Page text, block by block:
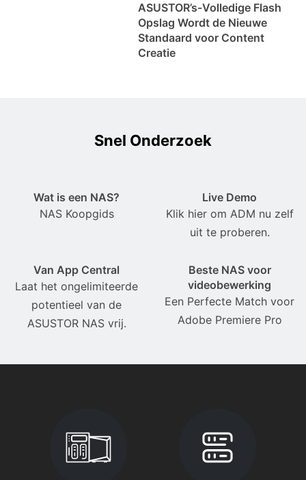
ASUSTOR’s-Volledige Flash
Opslag Wordt de Nieuwe
Standaard voor Content
Creatie
Snel Onderzoek
Wat is een NAS?
NAS Koopgids
Live Demo
Klik hier om ADM nu zelf
uit te proberen.
Van App Central
Laat het ongelimiteerde
potentieel van de
ASUSTOR NAS vrij.
Beste NAS voor
videobewerking
Een Perfecte Match voor
Adobe Premiere Pro